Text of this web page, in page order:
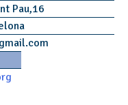
Pau,16